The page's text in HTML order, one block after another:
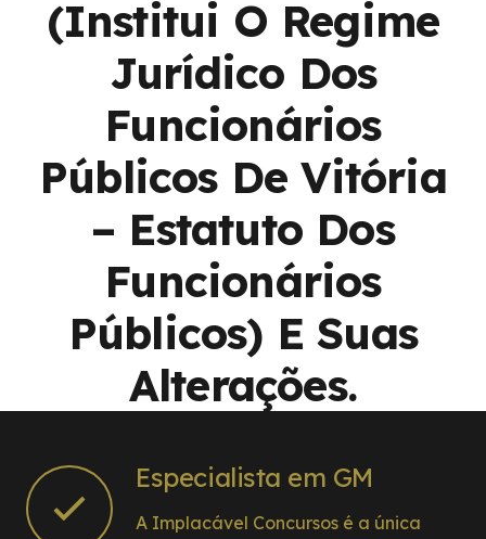
(Institui O Regime
Jurídico Dos
Funcionários
Públicos De Vitória
– Estatuto Dos
Funcionários
Públicos) E Suas
Alterações.
Especialista em GM
A Implacável Concursos é a única